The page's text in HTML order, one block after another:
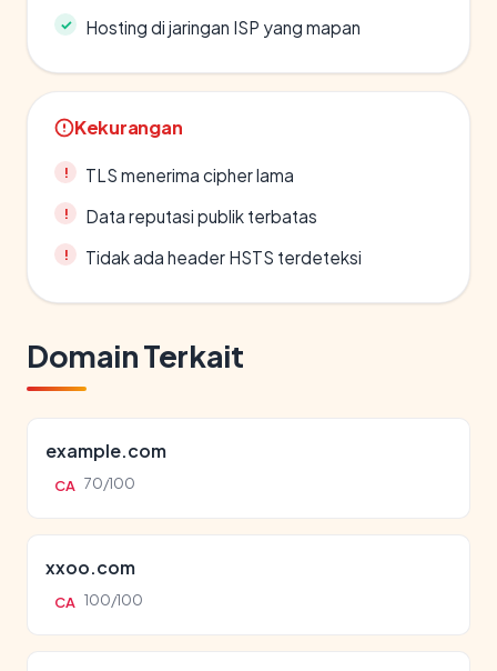
Hosting di jaringan ISP yang mapan
Kekurangan
TLS menerima cipher lama
Data reputasi publik terbatas
Tidak ada header HSTS terdeteksi
Domain Terkait
example.com
CA 70/100
xxoo.com
CA 100/100